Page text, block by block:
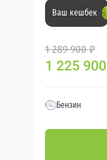
Ваш кешбек
1 289 900 ₽
1 225 900
Бензин